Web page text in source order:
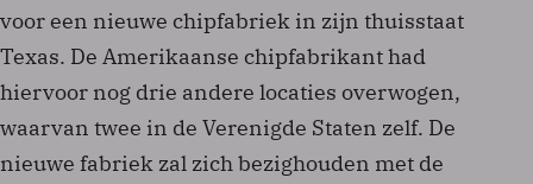
voor een nieuwe chipfabriek in zijn thuisstaat
Texas. De Amerikaanse chipfabrikant had
hiervoor nog drie andere locaties overwogen,
waarvan twee in de Verenigde Staten zelf. De
nieuwe fabriek zal zich bezighouden met de